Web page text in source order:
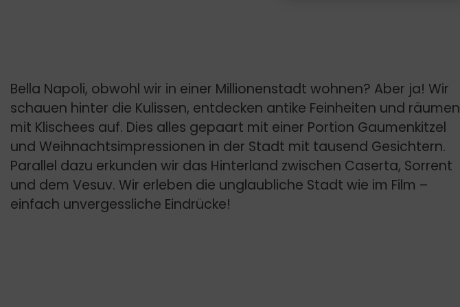
Bella Napoli, obwohl wir in einer Millionenstadt wohnen? Aber ja! Wir
schauen hinter die Kulissen, entdecken antike Feinheiten und räumen
mit Klischees auf. Dies alles gepaart mit einer Portion Gaumenkitzel
und Weihnachtsimpressionen in der Stadt mit tausend Gesichtern.
Parallel dazu erkunden wir das Hinterland zwischen Caserta, Sorrent
und dem Vesuv. Wir erleben die unglaubliche Stadt wie im Film –
einfach unvergessliche Eindrücke!